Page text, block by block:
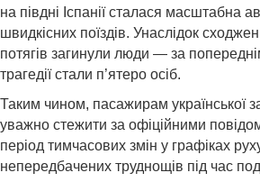
на півдні Іспанії сталася масштабна
швидкісних поїздів. Унаслідок
потягів загинули люди — за
трагедії стали п’ятеро осіб.
Таким чином, пасажирам української
уважно стежити за офіційними
період тимчасових змін у графіках
непередбачених труднощів під час